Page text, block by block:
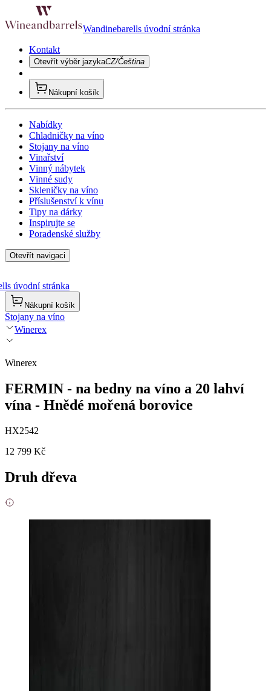
Wandinebarells úvodní stránka
Kontakt
Otevřít výběr jazykaCZ/Čeština
Nákupní košík
Nabídky
Chladničky na víno
Stojany na víno
Vinařství
Vinný nábytek
Vinné sudy
Skleničky na víno
Příslušenství k vínu
Tipy na dárky
Inspirujte se
Poradenské služby
Otevřít navigaci
úvodní stránka
Nákupní košík
Stojany na víno
Winerex
Winerex
FERMIN - na bedny na víno a 20 lahví
vína - Hnědé mořená borovice
HX2542
12 799 Kč
Druh dřeva